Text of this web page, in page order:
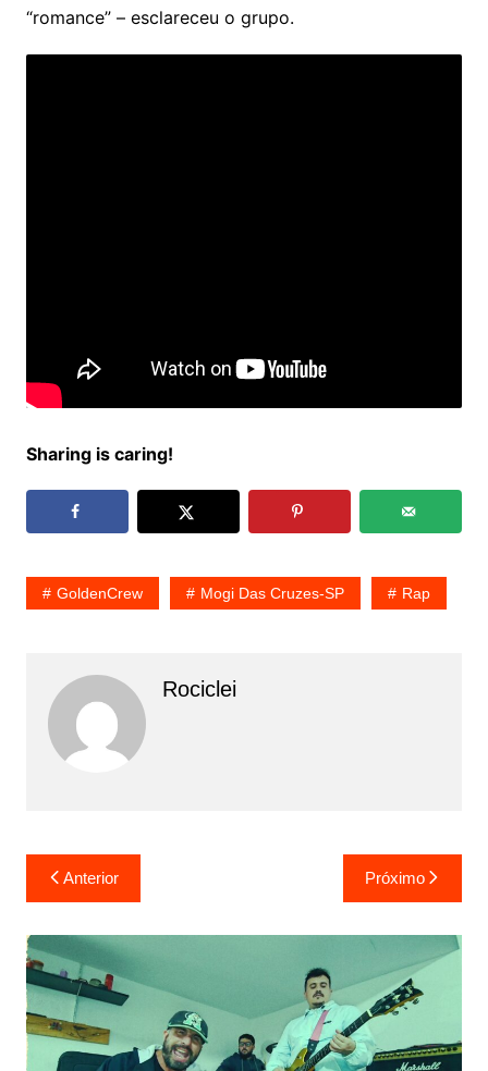
“romance” – esclareceu o grupo.
Sharing is caring!
GoldenCrew Mogi Das Cruzes-SP Rap
Rociclei
Navegação
de
Post
Anterior Próximo